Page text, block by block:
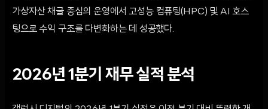
가상자산 채굴 중심의 운영에서 고성능 컴퓨팅(HPC) 및 AI 호스
팅으로 수익 구조를 다변화하는 데 성공했다.
2026년 1분기 재무 실적 분석